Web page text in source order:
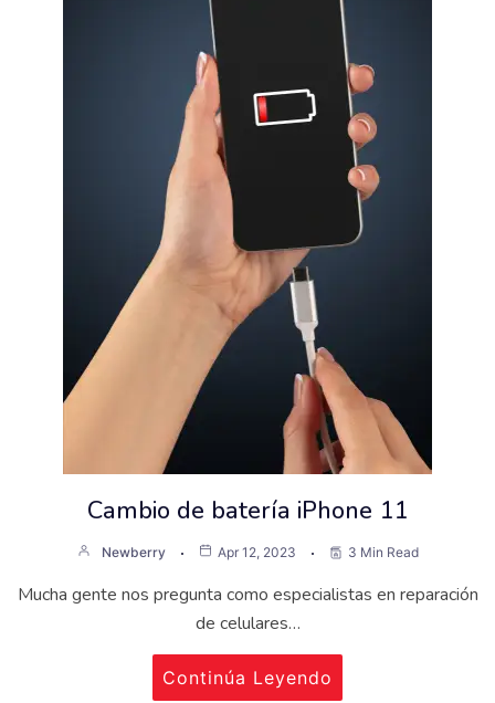
Cambio de batería iPhone 11
Newberry Apr 12, 2023 3 Min Read
Mucha gente nos pregunta como especialistas en reparación
de celulares…
Continúa Leyendo